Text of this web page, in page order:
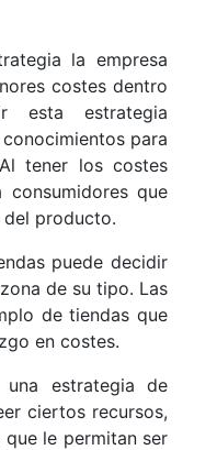
la empresa
costes dentro
esta estrategia
para
tener los costes
que
producto.
puede decidir
de su tipo. Las
de tiendas que
en costes.
estrategia de
ciertos recursos,
le permitan ser